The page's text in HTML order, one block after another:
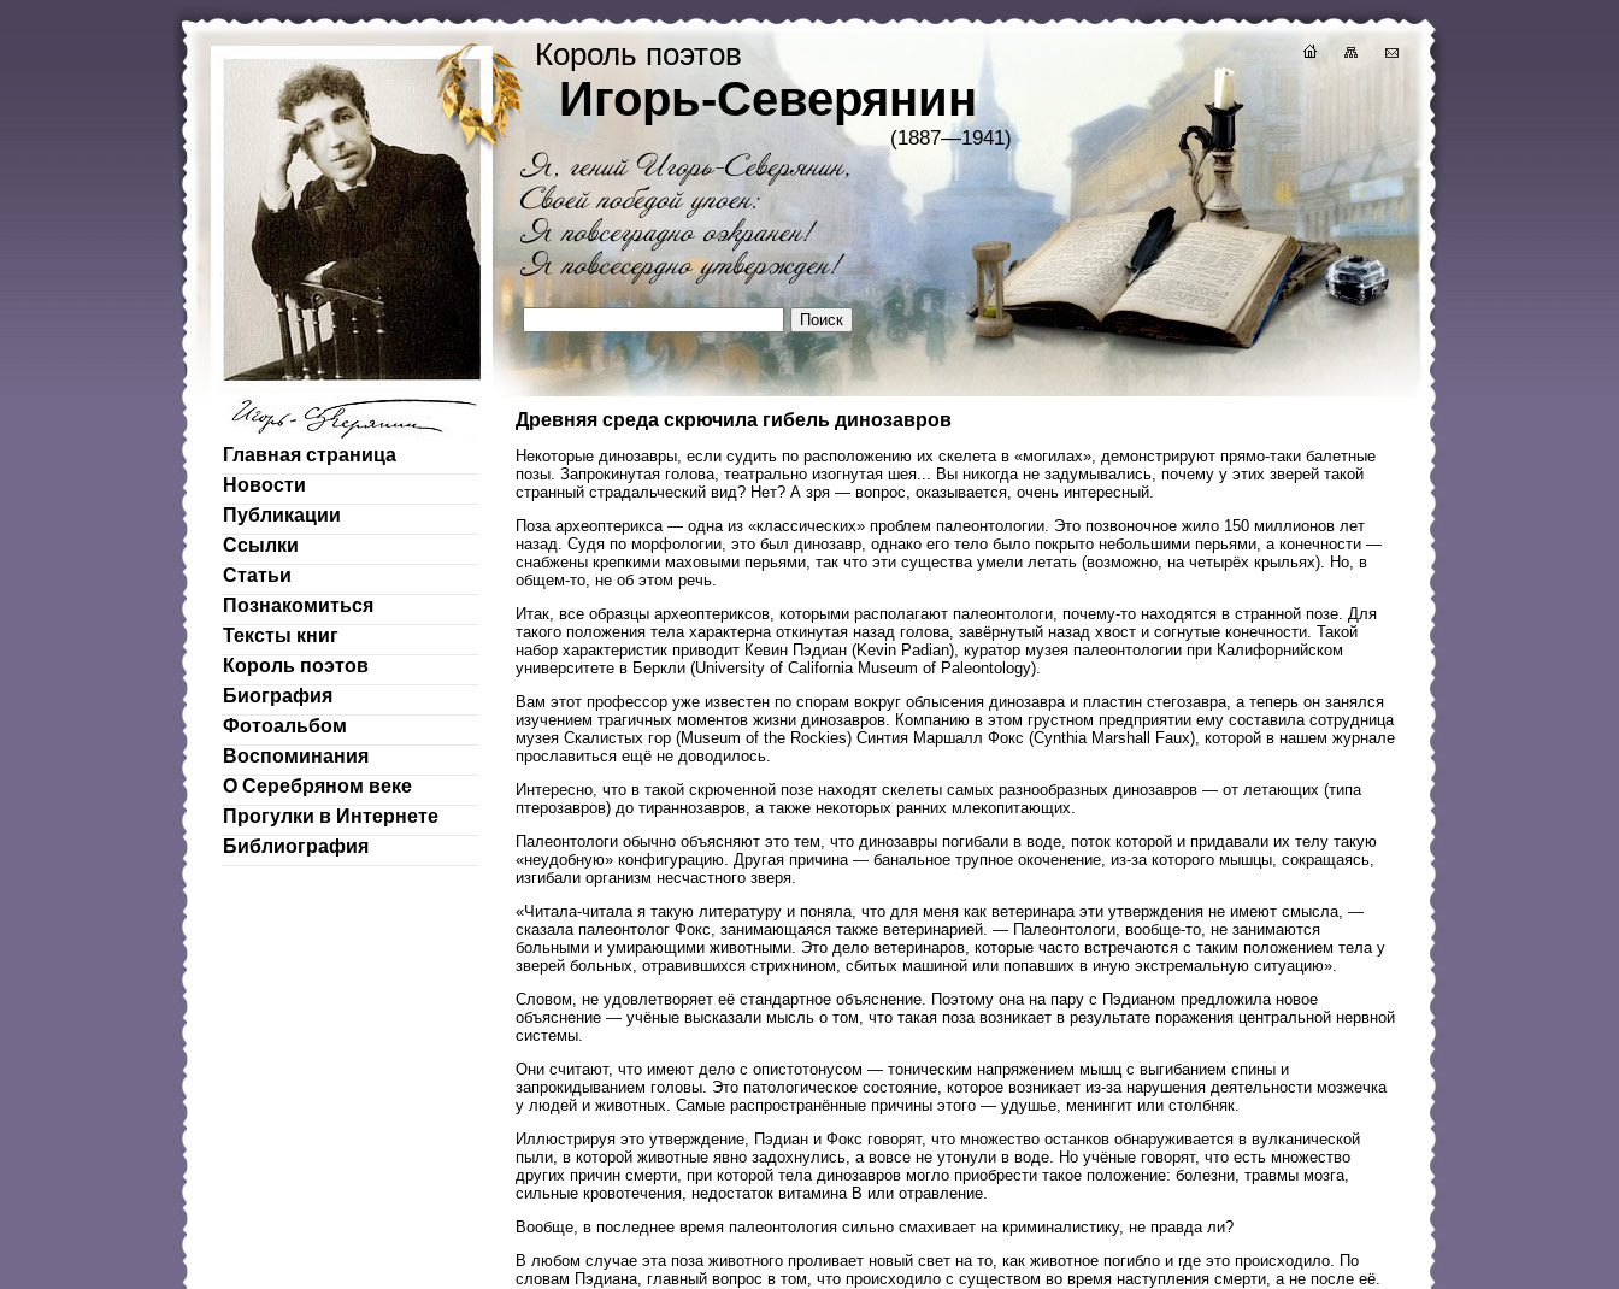
Король поэтов
Игорь-Северянин
(1887—1941)
Главная страница
Новости
Публикации
Ссылки
Статьи
Познакомиться
Тексты книг
Король поэтов
Биография
Фотоальбом
Воспоминания
О Серебряном веке
Прогулки в Интернете
Библиография
Древняя среда скрючила гибель динозавров
Некоторые динозавры, если судить по расположению их скелета в «могилах», демонстрируют прямо-таки балетные
позы. Запрокинутая голова, театрально изогнутая шея... Вы никогда не задумывались, почему у этих зверей такой
странный страдальческий вид? Нет? А зря — вопрос, оказывается, очень интересный.
Поза археоптерикса — одна из «классических» проблем палеонтологии. Это позвоночное жило 150 миллионов лет
назад. Судя по морфологии, это был динозавр, однако его тело было покрыто небольшими перьями, а конечности —
снабжены крепкими маховыми перьями, так что эти существа умели летать (возможно, на четырёх крыльях). Но, в
общем-то, не об этом речь.
Итак, все образцы археоптериксов, которыми располагают палеонтологи, почему-то находятся в странной позе. Для
такого положения тела характерна откинутая назад голова, завёрнутый назад хвост и согнутые конечности. Такой
набор характеристик приводит Кевин Пэдиан (Kevin Padian), куратор музея палеонтологии при Калифорнийском
университете в Беркли (University of California Museum of Paleontology).
Вам этот профессор уже известен по спорам вокруг облысения динозавра и пластин стегозавра, а теперь он занялся
изучением трагичных моментов жизни динозавров. Компанию в этом грустном предприятии ему составила сотрудница
музея Скалистых гор (Museum of the Rockies) Синтия Маршалл Фокс (Cynthia Marshall Faux), которой в нашем журнале
прославиться ещё не доводилось.
Интересно, что в такой скрюченной позе находят скелеты самых разнообразных динозавров — от летающих (типа
птерозавров) до тираннозавров, а также некоторых ранних млекопитающих.
Палеонтологи обычно объясняют это тем, что динозавры погибали в воде, поток которой и придавали их телу такую
«неудобную» конфигурацию. Другая причина — банальное трупное окоченение, из-за которого мышцы, сокращаясь,
изгибали организм несчастного зверя.
«Читала-читала я такую литературу и поняла, что для меня как ветеринара эти утверждения не имеют смысла, —
сказала палеонтолог Фокс, занимающаяся также ветеринарией. — Палеонтологи, вообще-то, не занимаются
больными и умирающими животными. Это дело ветеринаров, которые часто встречаются с таким положением тела у
зверей больных, отравившихся стрихнином, сбитых машиной или попавших в иную экстремальную ситуацию».
Словом, не удовлетворяет её стандартное объяснение. Поэтому она на пару с Пэдианом предложила новое
объяснение — учёные высказали мысль о том, что такая поза возникает в результате поражения центральной нервной
системы.
Они считают, что имеют дело с опистотонусом — тоническим напряжением мышц с выгибанием спины и
запрокидыванием головы. Это патологическое состояние, которое возникает из-за нарушения деятельности мозжечка
у людей и животных. Самые распространённые причины этого — удушье, менингит или столбняк.
Иллюстрируя это утверждение, Пэдиан и Фокс говорят, что множество останков обнаруживается в вулканической
пыли, в которой животные явно задохнулись, а вовсе не утонули в воде. Но учёные говорят, что есть множество
других причин смерти, при которой тела динозавров могло приобрести такое положение: болезни, травмы мозга,
сильные кровотечения, недостаток витамина B или отравление.
Вообще, в последнее время палеонтология сильно смахивает на криминалистику, не правда ли?
В любом случае эта поза животного проливает новый свет на то, как животное погибло и где это происходило. По
словам Пэдиана, главный вопрос в том, что происходило с существом во время наступления смерти, а не после её.